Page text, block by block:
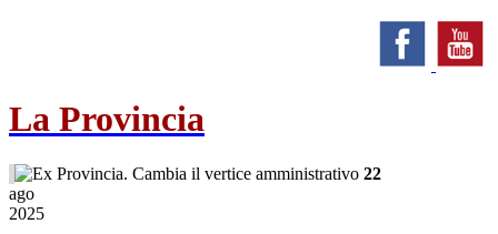
La Provincia
22
ago
2025